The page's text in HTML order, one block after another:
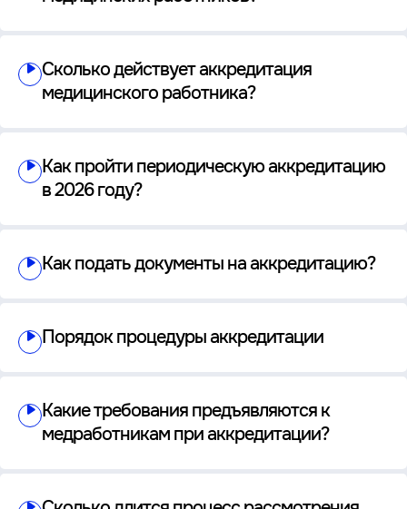
Сколько действует аккредитация
медицинского работника?
Как пройти периодическую аккредитацию
в 2026 году?
Как подать документы на аккредитацию?
Порядок процедуры аккредитации
Какие требования предъявляются к
медработникам при аккредитации?